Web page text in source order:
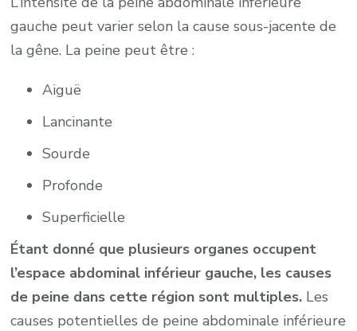
gauche peut varier selon la cause sous-jacente de
la gêne. La peine peut être :
Aiguë
Lancinante
Sourde
Profonde
Superficielle
Étant donné que plusieurs organes occupent
l’espace abdominal inférieur gauche, les causes
de peine dans cette région sont multiples. Les
causes potentielles de peine abdominale inférieure